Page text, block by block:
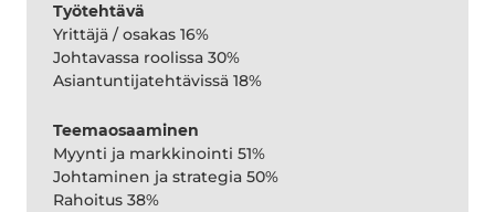
Työtehtävä
Yrittäjä / osakas 16%
Johtavassa roolissa 30%
Asiantuntijatehtävissä 18%
Teemaosaaminen
Myynti ja markkinointi 51%
Johtaminen ja strategia 50%
Rahoitus 38%